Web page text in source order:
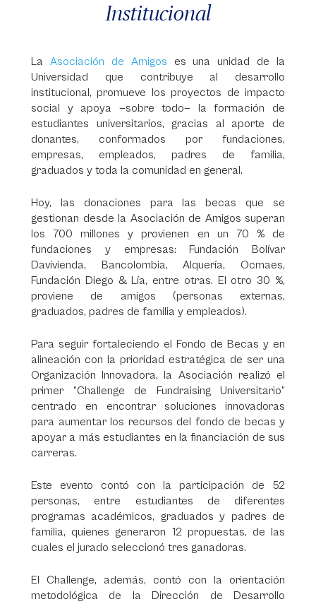
Institucional
La Asociación de Amigos es una unidad de la
Universidad que contribuye al desarrollo
institucional, promueve los proyectos de impacto
social y apoya —sobre todo— la formación de
estudiantes universitarios, gracias al aporte de
donantes, conformados por fundaciones,
empresas, empleados, padres de familia,
graduados y toda la comunidad en general.
Hoy, las donaciones para las becas que se
gestionan desde la Asociación de Amigos superan
los 700 millones y provienen en un 70 % de
fundaciones y empresas: Fundación Bolívar
Davivienda, Bancolombia, Alquería, Ocmaes,
Fundación Diego & Lía, entre otras. El otro 30 %,
proviene de amigos (personas externas,
graduados, padres de familia y empleados).
Para seguir fortaleciendo el Fondo de Becas y en
alineación con la prioridad estratégica de ser una
Organización Innovadora, la Asociación realizó el
primer “Challenge de Fundraising Universitario”
centrado en encontrar soluciones innovadoras
para aumentar los recursos del fondo de becas y
apoyar a más estudiantes en la financiación de sus
carreras.
Este evento contó con la participación de 52
personas, entre estudiantes de diferentes
programas académicos, graduados y padres de
familia, quienes generaron 12 propuestas, de las
cuales el jurado seleccionó tres ganadoras.
El Challenge, además, contó con la orientación
metodológica de la Dirección de Desarrollo